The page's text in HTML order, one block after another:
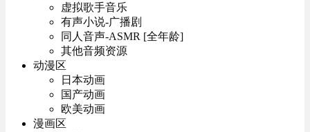
虚拟歌手音乐
有声小说-广播剧
同人音声-ASMR [全年龄]
其他音频资源
动漫区
日本动画
国产动画
欧美动画
漫画区